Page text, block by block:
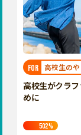
FOR 高校生の
高校生がクラ
めに
502%